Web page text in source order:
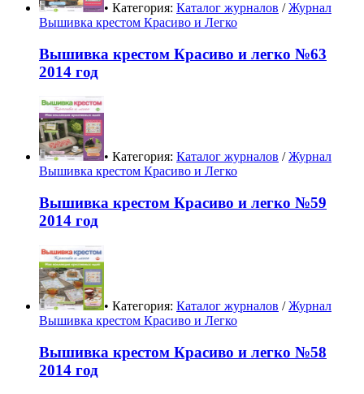
• Категория: Каталог журналов /Журнал
Вышивка крестом Красиво и Легко
Вышивка крестом Красиво и легко №63
2014 год
• Категория: Каталог журналов /Журнал
Вышивка крестом Красиво и Легко
Вышивка крестом Красиво и легко №59
2014 год
• Категория: Каталог журналов /Журнал
Вышивка крестом Красиво и Легко
Вышивка крестом Красиво и легко №58
2014 год